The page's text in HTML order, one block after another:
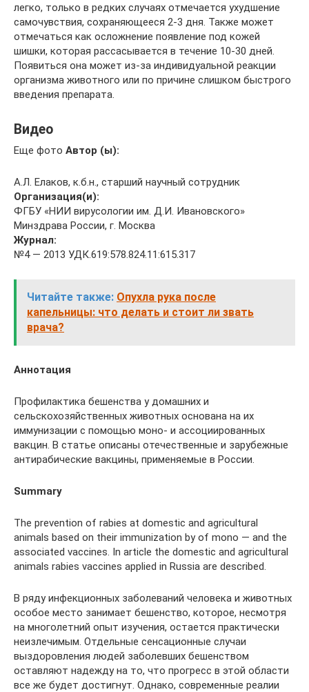
легко, только в редких случаях отмечается ухудшение
самочувствия, сохраняющееся 2-3 дня. Также может
отмечаться как осложнение появление под кожей
шишки, которая рассасывается в течение 10-30 дней.
Появиться она может из-за индивидуальной реакции
организма животного или по причине слишком быстрого
введения препарата.
Видео
Еще фото Автор (ы):
А.Л. Елаков, к.б.н., старший научный сотрудник
Организация(и):
ФГБУ «НИИ вирусологии им. Д.И. Ивановского»
Минздрава России, г. Москва
Журнал:
№4 — 2013 УДК.619:578.824.11:615.317
Читайте также: Опухла рука после
капельницы: что делать и стоит ли звать
врача?
Аннотация
Профилактика бешенства у домашних и
сельскохозяйственных животных основана на их
иммунизации с помощью моно- и ассоциированных
вакцин. В статье описаны отечественные и зарубежные
антирабические вакцины, применяемые в России.
Summary
The prevention of rabies at domestic and agricultural
animals based on their immunization by of mono — and the
associated vaccines. In article the domestic and agricultural
animals rabies vaccines applied in Russia are described.
В ряду инфекционных заболеваний человека и животных
особое место занимает бешенство, которое, несмотря
на многолетний опыт изучения, остается практически
неизлечимым. Отдельные сенсационные случаи
выздоровления людей заболевших бешенством
оставляют надежду на то, что прогресс в этой области
все же будет достигнут. Однако, современные реалии